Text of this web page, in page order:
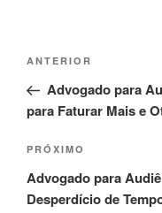
Navegação
Post
Post
anterior
ANTERIOR
Advogado para
para Faturar Mais e
Próximo
post
PRÓXIMO
Advogado para
Desperdício de